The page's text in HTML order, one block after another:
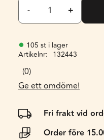
+
-
105 st i lager
Artikelnr
132443
0
Ge ett omdöme!
Fri frakt vid
Order före